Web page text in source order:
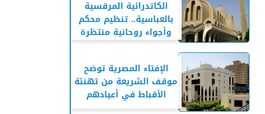
الكاتدرائية المرقسية
بالعباسية.. تنظيم محكم
وأجواء روحانية منتظرة
الإفتاء المصرية توضح
موقف الشريعة من تهنئة
الأقباط في أعيادهم